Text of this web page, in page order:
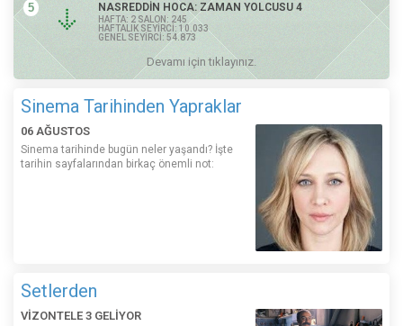
5 NASREDDİN HOCA: ZAMAN YOLCUSU 4
HAFTA: 2 SALON: 245
HAFTALIK SEYİRCİ: 10.033
GENEL SEYİRCİ: 54.873
Devamı için tıklayınız.
Sinema Tarihinden Yapraklar
06 AĞUSTOS
Sinema tarihinde bugün neler yaşandı? İşte
tarihin sayfalarından birkaç önemli not:
Setlerden
VİZONTELE 3 GELİYOR